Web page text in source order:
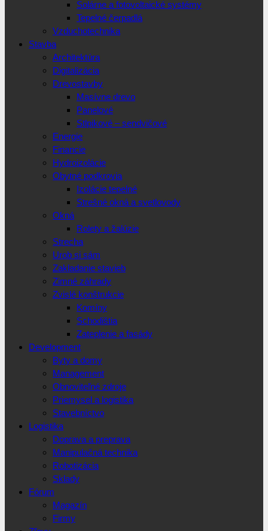
Solárne a fotovoltaické systémy
Tepelné čerpadlá
Vzduchotechnika
Stavba
Architektúra
Digitalizácia
Drevostavby
Masívne drevo
Panelové
Stlpikové – sendvičové
Energie
Financie
Hydroizolácie
Obytné podkrovia
Izolácie tepelné
Strešné okná a svetlovody
Okná
Rolety a žalúzie
Strecha
Urob si sám
Zakladanie stavieb
Zimné záhrady
Zvislé konštrukcie
Komíny
Schodištia
Zateplenie a fasády
Development
Byty a domy
Management
Obnoviteľné zdroje
Priemysel a logistika
Stavebníctvo
Logistika
Doprava a preprava
Manipulačná technika
Robotizácia
Sklady
Fórum
Magazín
Firmy